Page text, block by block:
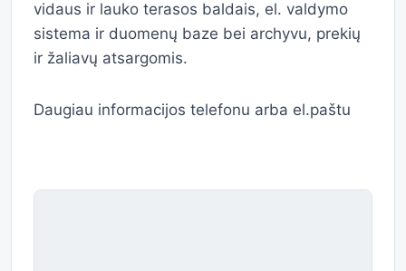
vidaus ir lauko terasos baldais, el. valdymo
sistema ir duomenų baze bei archyvu, prekių
ir žaliavų atsargomis.
Daugiau informacijos telefonu arba el.paštu